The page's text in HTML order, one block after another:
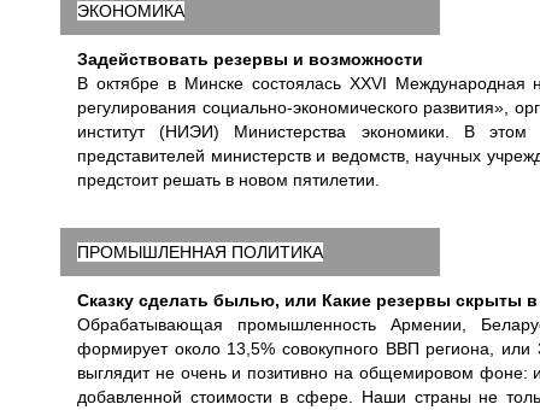
ЭКОНОМИКА
Задействовать резервы и возможности
В октябре в Минске состоялась XXVI Международная
регулирования социально-экономического развития»,
институт (НИЭИ) Министерства экономики. В
представителей министерств и ведомств, научных
предстоит решать в новом пятилетии.
ПРОМЫШЛЕННАЯ ПОЛИТИКА
Сказку сделать былью, или Какие резервы скрыты
Обрабатывающая промышленность Армении,
формирует около 13,5% совокупного ВВП региона,
выглядит не очень и позитивно на общемировом фоне:
добавленной стоимости в сфере. Наши страны не